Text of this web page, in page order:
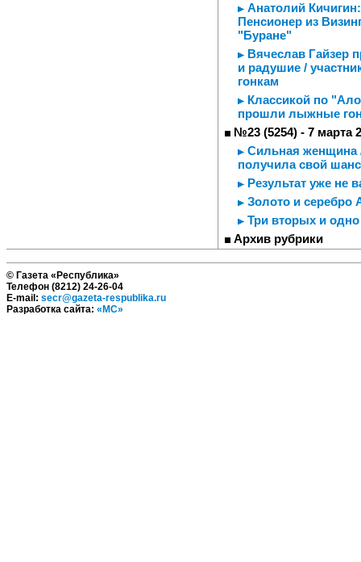
Анатолий
Пенсионер из
"Буране"
Вячеслав Гайзер
и радушие /
гонкам
Классикой по
прошли лыжные
№23 (5254) - 7 марта
Сильная женщина
получила свой
Результат уже не
Золото и серебро
Три вторых и
Архив рубрики
© Газета «Республика»
Телефон (8212) 24-26-04
E-mail: secr@gazeta-respublika.ru
Разработка сайта: «МС»